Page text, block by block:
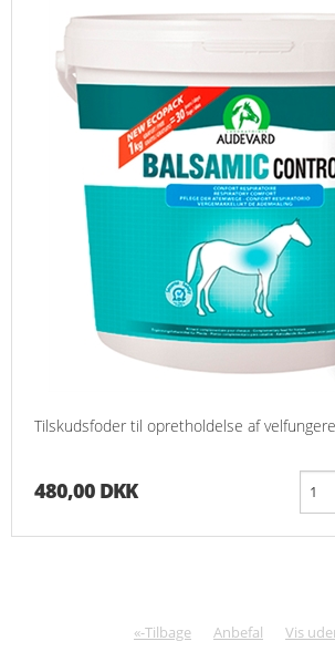
Tilskudsfoder til opretholdelse af
480,00 DKK
«-Tilbage Anbefal Vis